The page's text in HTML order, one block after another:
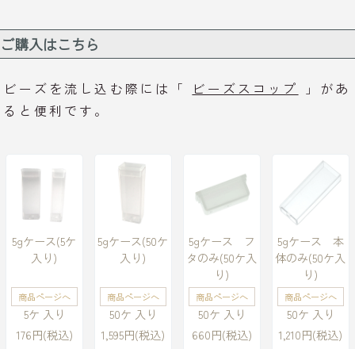
ご購入はこちら
ビーズを流し込む際には「 ビーズスコップ
」があ
ると便利です。
5gケース(5ケ
入り)
商品ページへ
5ケ 入り
176円(税込)
5gケース(50ケ
入り)
商品ページへ
50ケ 入り
1,595円(税込)
5gケース フ
タのみ(50ケ入
り)
商品ページへ
50ケ 入り
660円(税込)
5gケース 本
体のみ(50ケ入
り)
商品ページへ
50ケ 入り
1,210円(税込)